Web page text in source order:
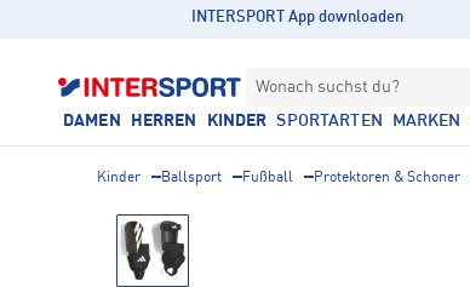
INTERSPORT App downloaden
Wonach suchst du?
DAMEN HERREN KINDER SPORTARTEN MARKEN
Kinder Ballsport Fußball Protektoren & Schoner